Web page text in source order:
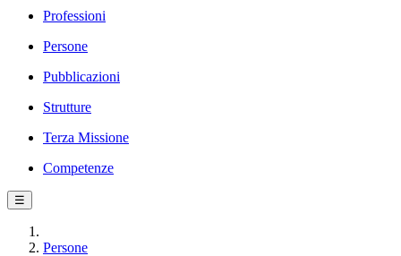
Professioni
Persone
Pubblicazioni
Strutture
Terza Missione
Competenze
☰
Persone